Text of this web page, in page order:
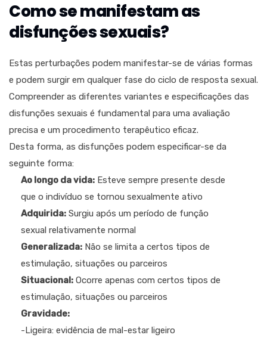
Como se manifestam as
disfunções sexuais?
Estas perturbações podem manifestar-se de várias formas
e podem surgir em qualquer fase do ciclo de resposta sexual.
Compreender as diferentes variantes e especificações das
disfunções sexuais é fundamental para uma avaliação
precisa e um procedimento terapêutico eficaz.
Desta forma, as disfunções podem especificar-se da
seguinte forma:
Ao longo da vida: Esteve sempre presente desde
que o indivíduo se tornou sexualmente ativo
Adquirida: Surgiu após um período de função
sexual relativamente normal
Generalizada: Não se limita a certos tipos de
estimulação, situações ou parceiros
Situacional: Ocorre apenas com certos tipos de
estimulação, situações ou parceiros
Gravidade:
-Ligeira: evidência de mal-estar ligeiro